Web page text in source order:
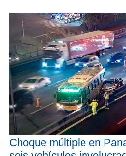
Choque múltiple en